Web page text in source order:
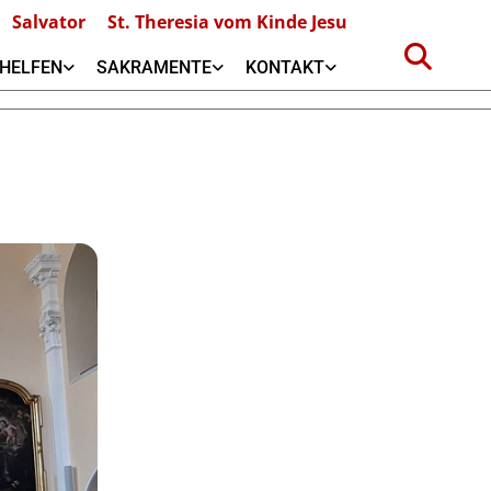
Salvator St. Theresia vom Kinde Jesu
SAKRAMENTE KONTAKT